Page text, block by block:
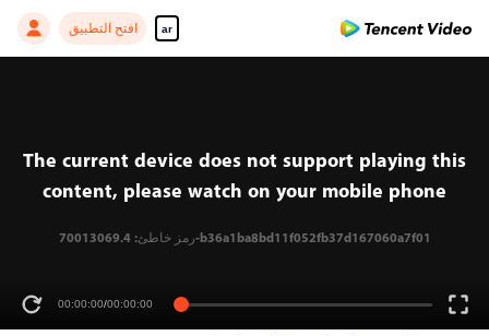
ar افتح التطبيق
The current device does not support playing this
content, please watch on your mobile phone
رمز خاطئ: 70013069.4-b36a1ba8bd11f052fb37d167060a7f01
00:00:00/00:00:00